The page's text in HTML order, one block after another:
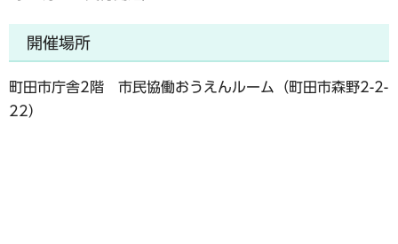
開催場所
町田市庁舎2階 市民協働おうえんルーム（町田市森野2-2-
22）